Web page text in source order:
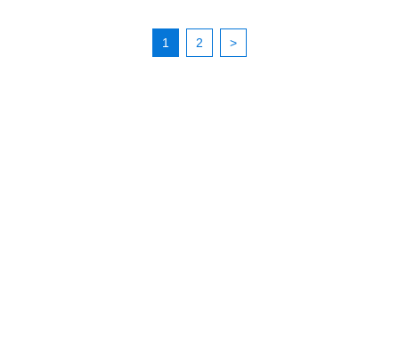
1 2 >